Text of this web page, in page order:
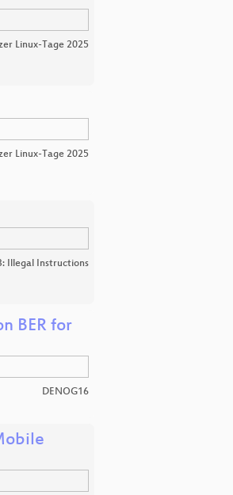
Linux-Tage 2025
Linux-Tage 2025
Illegal Instructions
BER for
DENOG16